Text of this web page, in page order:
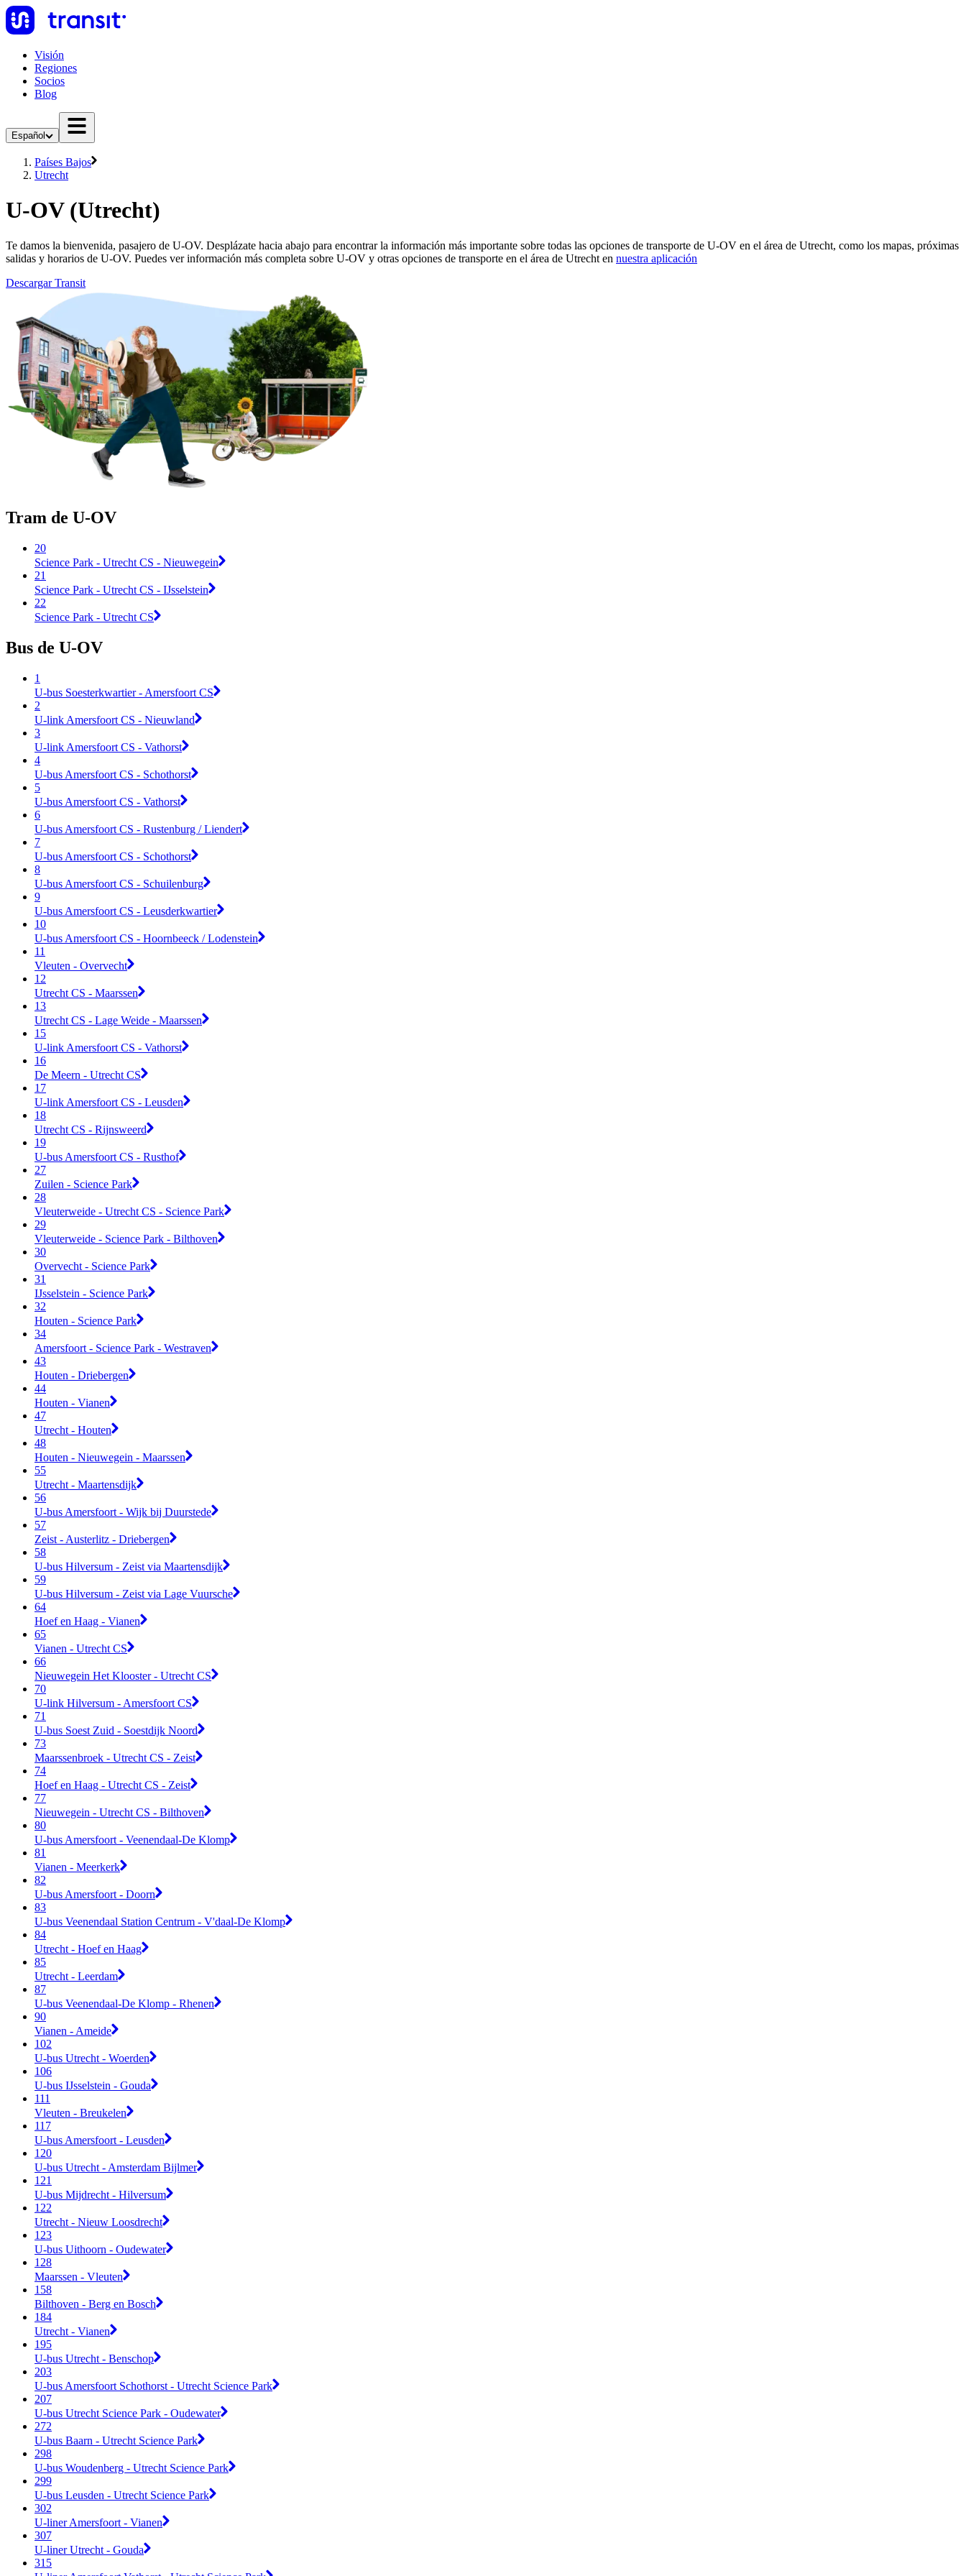
Visión
Regiones
Socios
Blog
Español
Países Bajos
Utrecht
U-OV (Utrecht)
Te damos la bienvenida, pasajero de U-OV. Desplázate hacia abajo para encontrar la información más importante sobre todas las opciones de transporte de U-OV en el área de Utrecht, como los mapas, próximas
salidas y horarios de U-OV. Puedes ver información más completa sobre U-OV y otras opciones de transporte en el área de Utrecht en nuestra aplicación
Descargar Transit
Tram de U-OV
20
Science Park - Utrecht CS - Nieuwegein
21
Science Park - Utrecht CS - IJsselstein
22
Science Park - Utrecht CS
Bus de U-OV
1
U-bus Soesterkwartier - Amersfoort CS
2
U-link Amersfoort CS - Nieuwland
3
U-link Amersfoort CS - Vathorst
4
U-bus Amersfoort CS - Schothorst
5
U-bus Amersfoort CS - Vathorst
6
U-bus Amersfoort CS - Rustenburg / Liendert
7
U-bus Amersfoort CS - Schothorst
8
U-bus Amersfoort CS - Schuilenburg
9
U-bus Amersfoort CS - Leusderkwartier
10
U-bus Amersfoort CS - Hoornbeeck / Lodenstein
11
Vleuten - Overvecht
12
Utrecht CS - Maarssen
13
Utrecht CS - Lage Weide - Maarssen
15
U-link Amersfoort CS - Vathorst
16
De Meern - Utrecht CS
17
U-link Amersfoort CS - Leusden
18
Utrecht CS - Rijnsweerd
19
U-bus Amersfoort CS - Rusthof
27
Zuilen - Science Park
28
Vleuterweide - Utrecht CS - Science Park
29
Vleuterweide - Science Park - Bilthoven
30
Overvecht - Science Park
31
IJsselstein - Science Park
32
Houten - Science Park
34
Amersfoort - Science Park - Westraven
43
Houten - Driebergen
44
Houten - Vianen
47
Utrecht - Houten
48
Houten - Nieuwegein - Maarssen
55
Utrecht - Maartensdijk
56
U-bus Amersfoort - Wijk bij Duurstede
57
Zeist - Austerlitz - Driebergen
58
U-bus Hilversum - Zeist via Maartensdijk
59
U-bus Hilversum - Zeist via Lage Vuursche
64
Hoef en Haag - Vianen
65
Vianen - Utrecht CS
66
Nieuwegein Het Klooster - Utrecht CS
70
U-link Hilversum - Amersfoort CS
71
U-bus Soest Zuid - Soestdijk Noord
73
Maarssenbroek - Utrecht CS - Zeist
74
Hoef en Haag - Utrecht CS - Zeist
77
Nieuwegein - Utrecht CS - Bilthoven
80
U-bus Amersfoort - Veenendaal-De Klomp
81
Vianen - Meerkerk
82
U-bus Amersfoort - Doorn
83
U-bus Veenendaal Station Centrum - V'daal-De Klomp
84
Utrecht - Hoef en Haag
85
Utrecht - Leerdam
87
U-bus Veenendaal-De Klomp - Rhenen
90
Vianen - Ameide
102
U-bus Utrecht - Woerden
106
U-bus IJsselstein - Gouda
111
Vleuten - Breukelen
117
U-bus Amersfoort - Leusden
120
U-bus Utrecht - Amsterdam Bijlmer
121
U-bus Mijdrecht - Hilversum
122
Utrecht - Nieuw Loosdrecht
123
U-bus Uithoorn - Oudewater
128
Maarssen - Vleuten
158
Bilthoven - Berg en Bosch
184
Utrecht - Vianen
195
U-bus Utrecht - Benschop
203
U-bus Amersfoort Schothorst - Utrecht Science Park
207
U-bus Utrecht Science Park - Oudewater
272
U-bus Baarn - Utrecht Science Park
298
U-bus Woudenberg - Utrecht Science Park
299
U-bus Leusden - Utrecht Science Park
302
U-liner Amersfoort - Vianen
307
U-liner Utrecht - Gouda
315